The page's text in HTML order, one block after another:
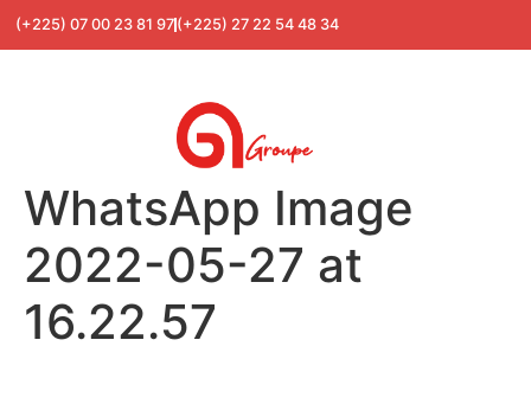
(+225) 07 00 23 81 97 (+225) 27 22 54 48 34
WhatsApp Image
2022-05-27 at
16.22.57